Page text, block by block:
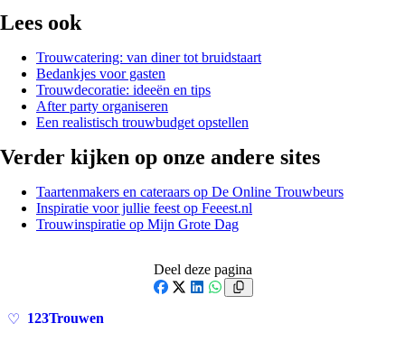
Lees ook
Trouwcatering: van diner tot bruidstaart
Bedankjes voor gasten
Trouwdecoratie: ideeën en tips
After party organiseren
Een realistisch trouwbudget opstellen
Verder kijken op onze andere sites
Taartenmakers en cateraars op De Online Trouwbeurs
Inspiratie voor jullie feest op Feeest.nl
Trouwinspiratie op Mijn Grote Dag
Deel deze pagina
♡ 123Trouwen